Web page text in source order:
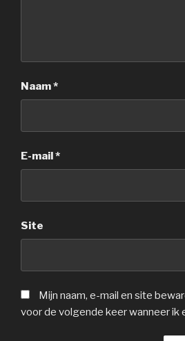
Naam*
E-mail*
Site
Mijn naam, e-mail en site
voor de volgende keer wanneer ik